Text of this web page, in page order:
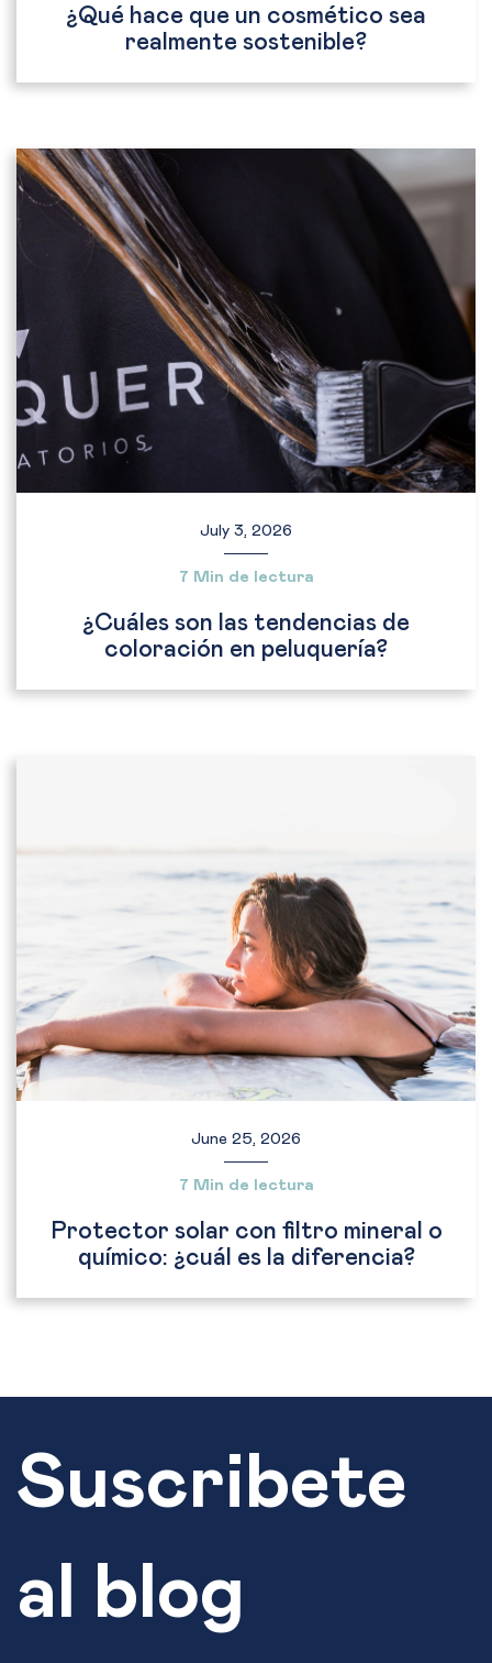
¿Qué hace que un cosmético sea
realmente sostenible?
July 3, 2026
7 Min de lectura
¿Cuáles son las tendencias de
coloración en peluquería?
June 25, 2026
7 Min de lectura
Protector solar con filtro mineral o
químico: ¿cuál es la diferencia?
Suscribete
al blog